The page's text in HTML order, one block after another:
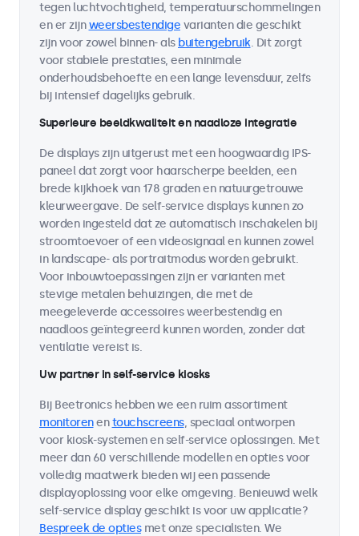
tegen luchtvochtigheid, temperatuurschommelingen
en er zijnweersbestendige varianten die geschikt
zijn voor zowel binnen- als buitengebruik. Dit zorgt
voor stabiele prestaties, een minimale
onderhoudsbehoefte en een lange levensduur, zelfs
bij intensief dagelijks gebruik.
Superieure beeldkwaliteit en naadloze integratie
De displays zijn uitgerust met een hoogwaardig IPS-
paneel dat zorgt voor haarscherpe beelden, een
brede kijkhoek van 178 graden en natuurgetrouwe
kleurweergave. De self-service displays kunnen zo
worden ingesteld dat ze automatisch inschakelen bij
stroomtoevoer of een videosignaal en kunnen zowel
in landscape- als portraitmodus worden gebruikt.
Voor inbouwtoepassingen zijn er varianten met
stevige metalen behuizingen, die met de
meegeleverde accessoires weerbestendig en
naadloos geïntegreerd kunnen worden, zonder dat
ventilatie vereist is.
Uw partner in self-service kiosks
Bij Beetronics hebben we een ruim assortiment
monitorenentouchscreens, speciaal ontworpen
voor kiosk-systemen en self-service oplossingen. Met
meer dan 60 verschillende modellen en opties voor
volledig maatwerk bieden wij een passende
displayoplossing voor elke omgeving. Benieuwd welk
self-service display geschikt is voor uw applicatie?
Bespreek de optiesmet onze specialisten. We